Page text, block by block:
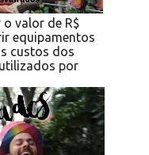
valor de R$
equipamentos
custos dos
por